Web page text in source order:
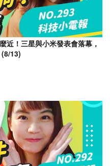
近！三星與小米發表會落幕，
13)